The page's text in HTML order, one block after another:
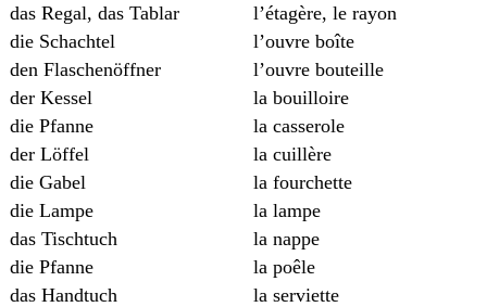
das Regal, das Tablar
l’étagère, le rayon
die Schachtel
l’ouvre boîte
den Flaschenöffner
l’ouvre bouteille
der Kessel
la bouilloire
die Pfanne
la casserole
der Löffel
la cuillère
die Gabel
la fourchette
die Lampe
la lampe
das Tischtuch
la nappe
die Pfanne
la poêle
das Handtuch
la serviette